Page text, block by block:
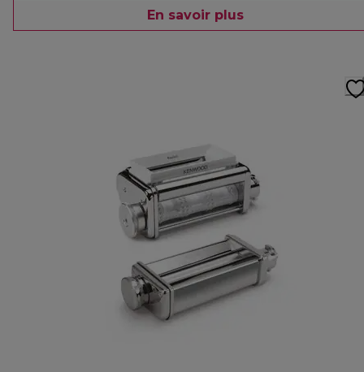
En savoir plus